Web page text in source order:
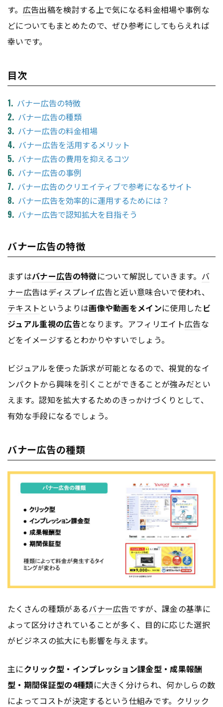
す。 広告出稿を検討する上で気になる料金相場や事例な
どについてもまとめたので、ぜひ参考にしてもらえれば
幸いです。
目次
バナー広告の特徴
バナー広告の種類
バナー広告の料金相場
バナー広告を活用するメリット
バナー広告の費用を抑えるコツ
バナー広告の事例
バナー広告のクリエイティブで参考になるサイト
バナー広告を効率的に運用するためには？
バナー広告で認知拡大を目指そう
バナー広告の特徴
まずはバナー広告の特徴について解説していきます。 バ
ナー広告はディスプレイ広告と近い意味合いで使われ、
テキスト というよりは画像や動画をメインに使用したビ
ジュアル重視の広告となります。アフィリエイト広告な
どをイメージするとわかりやすいでしょう。
ビジュアルを使った訴求が可能となるので、視覚的なイ
ンパクトから興味を引くことができることが強みだとい
えます。認知を拡大するためのきっかけづくりとして、
有効な手段になるでしょう。
バナー広告の種類
たくさんの種類があるバナー広告ですが、課金の基準に
よって区分けされていることが多く、目的に応じた選択
がビジネスの拡大にも影響を与えます。
主にクリック型・インプレッション課金型・成果報酬
型・期間保証型の4種類に大きく分けられ、何かしらの数
によってコストが決定するという仕組みです。クリック